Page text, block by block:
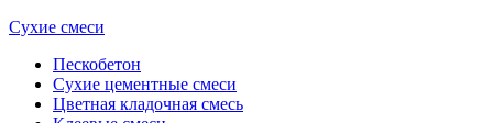
Сухие смеси
Пескобетон
Сухие цементные смеси
Цветная кладочная смесь